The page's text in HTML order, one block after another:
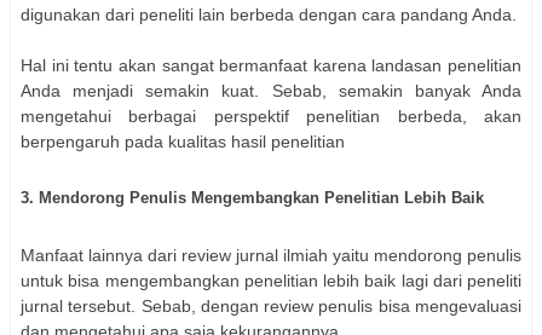
digunakan dari peneliti lain berbeda dengan cara pandang Anda.
Hal ini tentu akan sangat bermanfaat karena landasan penelitian
Anda menjadi semakin kuat. Sebab, semakin banyak Anda
mengetahui berbagai perspektif penelitian berbeda, akan
berpengaruh pada kualitas hasil penelitian
3. Mendorong Penulis Mengembangkan Penelitian Lebih Baik
Manfaat lainnya dari review jurnal ilmiah yaitu mendorong penulis
untuk bisa mengembangkan penelitian lebih baik lagi dari peneliti
jurnal tersebut. Sebab, dengan review penulis bisa mengevaluasi
dan mengetahui apa saja kekurangannya